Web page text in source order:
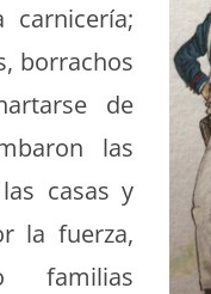
bor­ra­chos
de
las
casas y
la fuerza,
famil­ias